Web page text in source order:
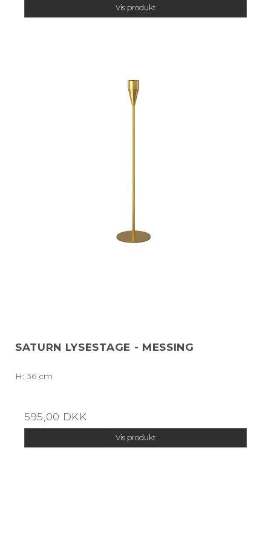
Vis produkt
SATURN LYSESTAGE - MESSING
H: 36 cm
595,00 DKK
Vis produkt